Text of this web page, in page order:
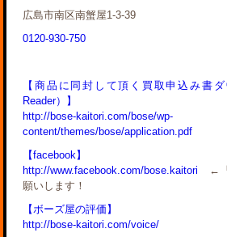
広島市南区南蟹屋1-3-39
0120-930-750
【商品に同封して頂く買取申込み書
Reader）】
http://bose-kaitori.com/bose/wp-
content/themes/bose/application.pdf
【facebook】
http://www.facebook.com/bose.kaitori ←「
願いします！
【ボーズ屋の評価】
http://bose-kaitori.com/voice/